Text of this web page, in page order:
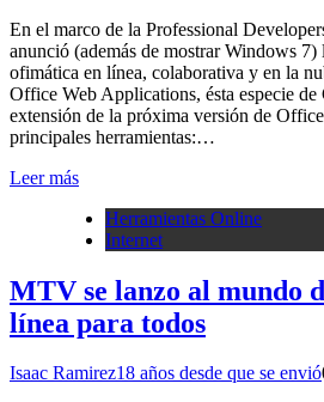
En el marco de la Professional
anunció (además de mostrar Windows 7)
ofimática en línea, colaborativa y en la
Office Web Applications, ésta especie de
extensión de la próxima versión de
principales herramientas:…
Leer más
Herramientas Online
Internet
MTV se lanzo al mundo
línea para todos
Isaac Ramirez18 años desde que se envió